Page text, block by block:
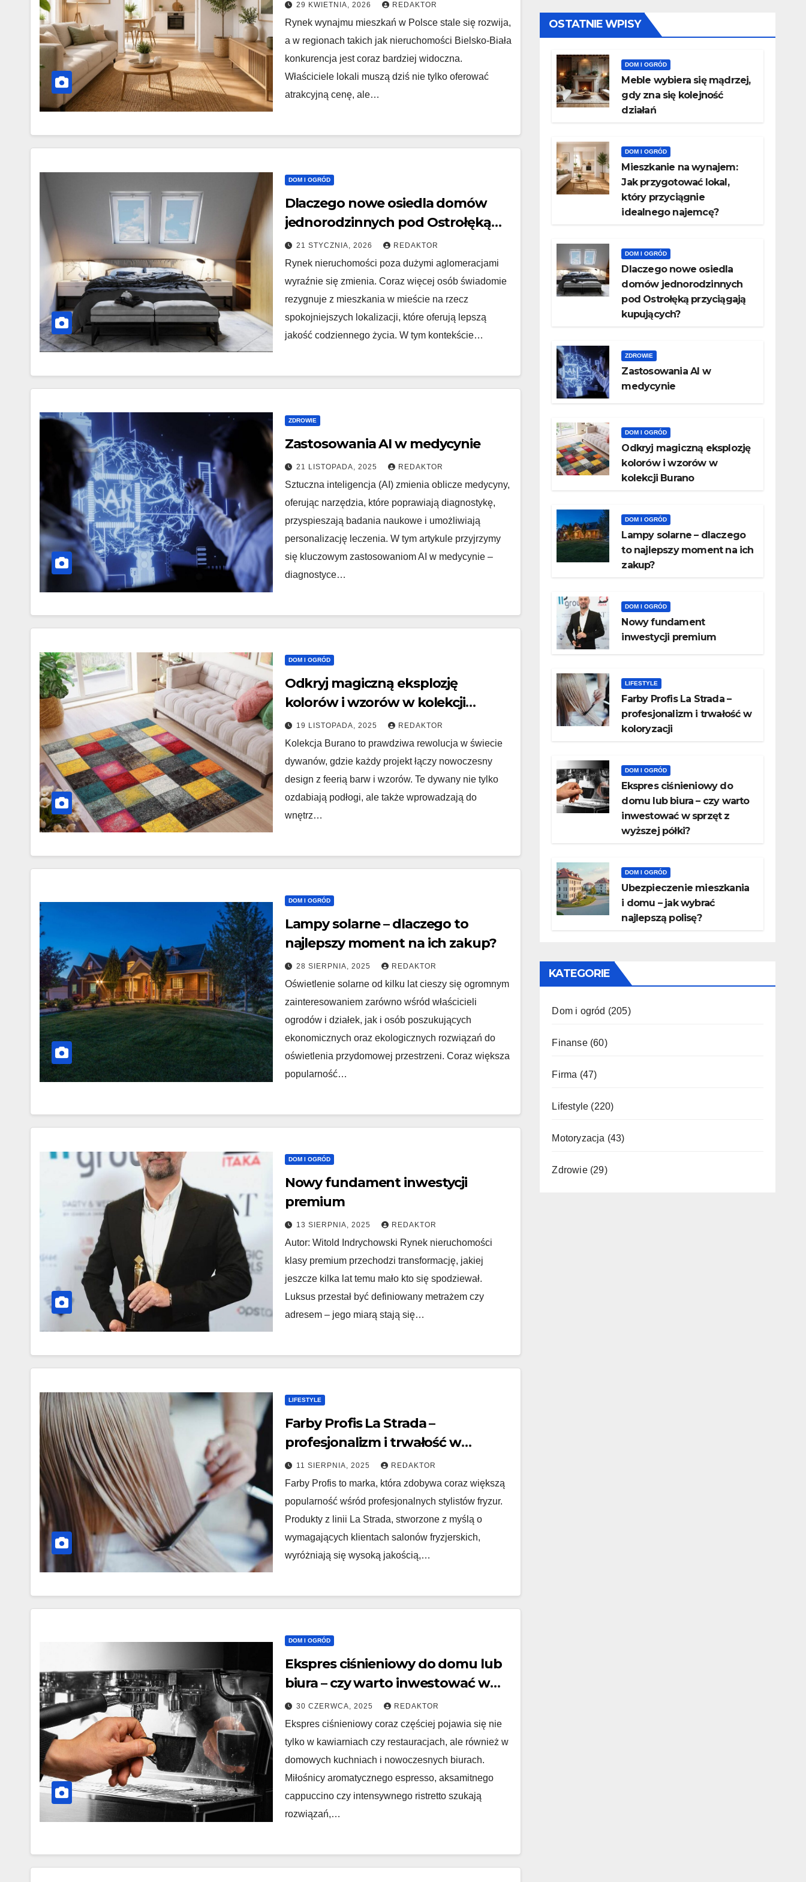
29 KWIETNIA, 2026 REDAKTOR
Rynek wynajmu mieszkań w Polsce stale się rozwija,
a w regionach takich jak nieruchomości Bielsko-Biała
konkurencja jest coraz bardziej widoczna.
Właściciele lokali muszą dziś nie tylko oferować
atrakcyjną cenę, ale…
DOM I OGRÓD
Dlaczego nowe osiedla domów
jednorodzinnych pod Ostrołęką
przyciągają kupujących?
21 STYCZNIA, 2026 REDAKTOR
Rynek nieruchomości poza dużymi aglomeracjami
wyraźnie się zmienia. Coraz więcej osób świadomie
rezygnuje z mieszkania w mieście na rzecz
spokojniejszych lokalizacji, które oferują lepszą
jakość codziennego życia. W tym kontekście…
ZDROWIE
Zastosowania AI w medycynie
21 LISTOPADA, 2025 REDAKTOR
Sztuczna inteligencja (AI) zmienia oblicze medycyny,
oferując narzędzia, które poprawiają diagnostykę,
przyspieszają badania naukowe i umożliwiają
personalizację leczenia. W tym artykule przyjrzymy
się kluczowym zastosowaniom AI w medycynie –
diagnostyce…
DOM I OGRÓD
Odkryj magiczną eksplozję
kolorów i wzorów w kolekcji
Burano
19 LISTOPADA, 2025 REDAKTOR
Kolekcja Burano to prawdziwa rewolucja w świecie
dywanów, gdzie każdy projekt łączy nowoczesny
design z feerią barw i wzorów. Te dywany nie tylko
ozdabiają podłogi, ale także wprowadzają do
wnętrz…
DOM I OGRÓD
Lampy solarne – dlaczego to
najlepszy moment na ich zakup?
28 SIERPNIA, 2025 REDAKTOR
Oświetlenie solarne od kilku lat cieszy się ogromnym
zainteresowaniem zarówno wśród właścicieli
ogrodów i działek, jak i osób poszukujących
ekonomicznych oraz ekologicznych rozwiązań do
oświetlenia przydomowej przestrzeni. Coraz większa
popularność…
DOM I OGRÓD
Nowy fundament inwestycji
premium
13 SIERPNIA, 2025 REDAKTOR
Autor: Witold Indrychowski Rynek nieruchomości
klasy premium przechodzi transformację, jakiej
jeszcze kilka lat temu mało kto się spodziewał.
Luksus przestał być definiowany metrażem czy
adresem – jego miarą stają się…
LIFESTYLE
Farby Profis La Strada –
profesjonalizm i trwałość w
koloryzacji
11 SIERPNIA, 2025 REDAKTOR
Farby Profis to marka, która zdobywa coraz większą
popularność wśród profesjonalnych stylistów fryzur.
Produkty z linii La Strada, stworzone z myślą o
wymagających klientach salonów fryzjerskich,
wyróżniają się wysoką jakością,…
DOM I OGRÓD
​Ekspres ciśnieniowy do domu lub
biura – czy warto inwestować w
sprzęt z wyższej półki?
30 CZERWCA, 2025 REDAKTOR
Ekspres ciśnieniowy coraz częściej pojawia się nie
tylko w kawiarniach czy restauracjach, ale również w
domowych kuchniach i nowoczesnych biurach.
Miłośnicy aromatycznego espresso, aksamitnego
cappuccino czy intensywnego ristretto szukają
rozwiązań,…
OSTATNIE WPISY
DOM I OGRÓD
Meble wybiera się mądrzej,
gdy zna się kolejność
działań
DOM I OGRÓD
Mieszkanie na wynajem:
Jak przygotować lokal,
który przyciągnie
idealnego najemcę?
DOM I OGRÓD
Dlaczego nowe osiedla
domów jednorodzinnych
pod Ostrołęką przyciągają
kupujących?
ZDROWIE
Zastosowania AI w
medycynie
DOM I OGRÓD
Odkryj magiczną eksplozję
kolorów i wzorów w
kolekcji Burano
DOM I OGRÓD
Lampy solarne – dlaczego
to najlepszy moment na ich
zakup?
DOM I OGRÓD
Nowy fundament
inwestycji premium
LIFESTYLE
Farby Profis La Strada –
profesjonalizm i trwałość w
koloryzacji
DOM I OGRÓD
​Ekspres ciśnieniowy do
domu lub biura – czy warto
inwestować w sprzęt z
wyższej półki?
DOM I OGRÓD
Ubezpieczenie mieszkania
i domu – jak wybrać
najlepszą polisę?
KATEGORIE
Dom i ogród (205)
Finanse(60)
Firma (47)
Lifestyle (220)
Motoryzacja (43)
Zdrowie(29)